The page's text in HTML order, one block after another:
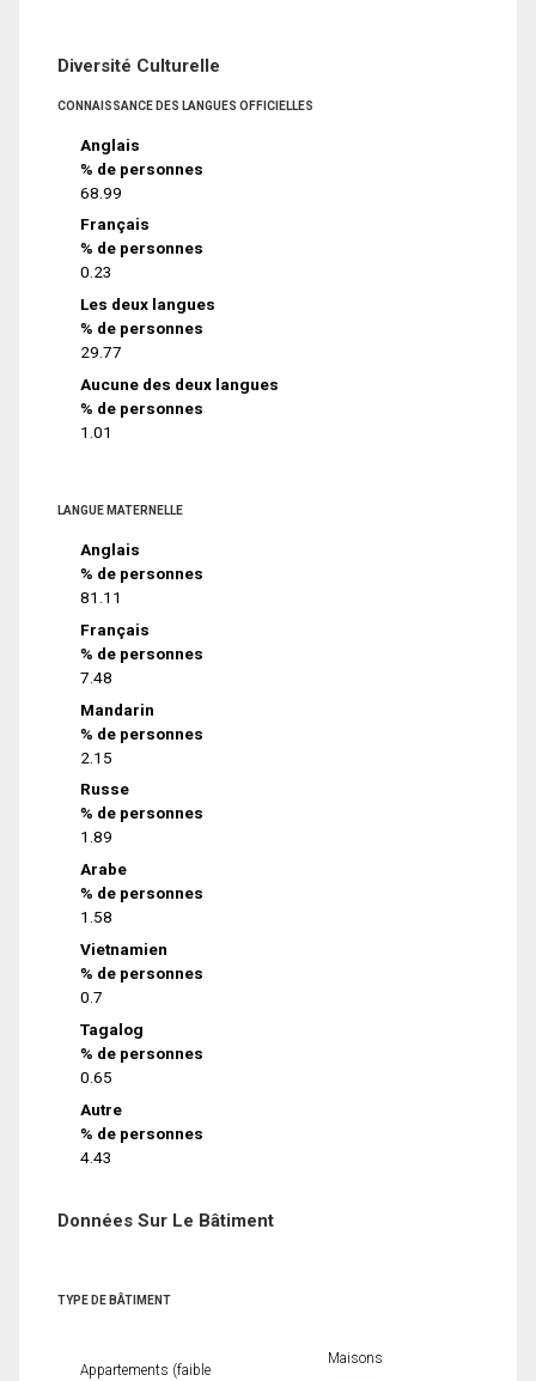
Diversité Culturelle
CONNAISSANCE DES LANGUES OFFICIELLES
Anglais
% de personnes
68.99
Français
% de personnes
0.23
Les deux langues
% de personnes
29.77
Aucune des deux langues
% de personnes
1.01
LANGUE MATERNELLE
Anglais
% de personnes
81.11
Français
% de personnes
7.48
Mandarin
% de personnes
2.15
Russe
% de personnes
1.89
Arabe
% de personnes
1.58
Vietnamien
% de personnes
0.7
Tagalog
% de personnes
0.65
Autre
% de personnes
4.43
Données Sur Le Bâtiment
TYPE DE BÂTIMENT
Appartements (faible
Maisons